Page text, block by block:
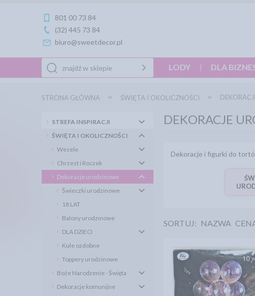
801 00 73 84
(32) 445 73 84
biuro@sweetdecor.pl
LODY DLA
STRONA GŁÓWNA ŚWIĘTA I OKOLICZNOŚCI
STREFA INSPIRACJI
ŚWIĘTA I OKOLICZNOŚCI
Wesele
Chrzest i Roczek
Dekoracje urodzinowe
Świeczki urodzinowe
18 LAT
Balony urodzinowe
DLA DZIECI
Kule ozdobne
Toppery urodzinowe
Boże Narodzenie - Święta
Dekoracje komunijne
DEKORACJE
Dekoracje i figurki do
SORTUJ: NAZWA